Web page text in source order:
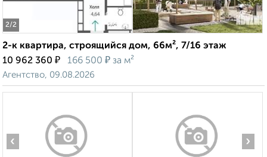
2/2
2-к квартира, строящийся дом, 66м², 7/16 этаж
10 962 360 ₽ 166 500 ₽ за м²
Агентство, 09.08.2026
‹ ›